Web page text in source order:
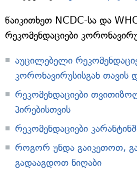
წაიკითხეთ NCDC-სა და
რეკომენდაციები
აუცილებელი
კორონავირუსისგან თავის
რეკომენდაციები
პირებისთვის
რეკომენდაციები
როგორ უნდა გაიკეთოთ,
გადააგდოთ ნიღაბი